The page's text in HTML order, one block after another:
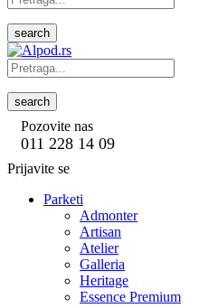
search
search
Pozovite nas
011 228 14 09
Prijavite se
Parketi
Admonter
Artisan
Atelier
Galleria
Heritage
Essence Premium